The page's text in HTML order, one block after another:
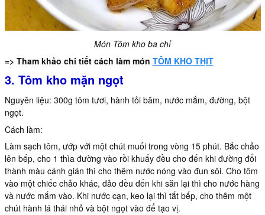
Món Tôm kho ba chỉ
=> Tham khảo chi tiết cách làm món TÔM KHO THỊT
3. Tôm kho mặn ngọt
Nguyên liệu: 300g tôm tươi, hành tỏi băm, nước mắm, đường, bột
ngọt.
Cách làm:
Làm sạch tôm, ướp với một chút muối trong vòng 15 phút. Bắc chảo
lên bếp, cho 1 thìa đường vào rồi khuấy đều cho đến khi đường đổi
thành màu cánh gián thì cho thêm nước nóng vào đun sôi. Cho tôm
vào một chiếc chảo khác, đảo đều đến khi săn lại thì cho nước hàng
và nước mắm vào. Khi nước cạn, keo lại thì tắt bếp, cho thêm một
chút hành lá thái nhỏ và bột ngọt vào để tạo vị.